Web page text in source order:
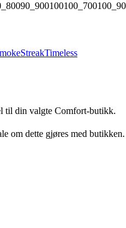
90_900100100_700
StreakTimeless
til din valgte Comfort-butikk.
om dette gjøres med butikken.